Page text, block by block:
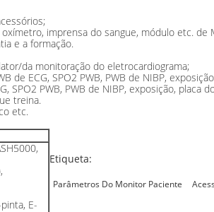
imprensa do sangue, módulo etc.
e a formação.
da monitoração do eletrocardiograma;
ECG, SPO2 PWB, PWB de NIBP,
PWB, PWB de NIBP, exposição, placa
treina.
etc.
E-
Etiqueta:
Parâmetros Do Monitor Paciente